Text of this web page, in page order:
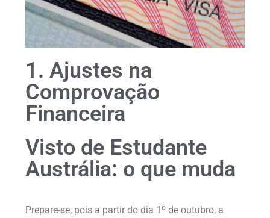
1. Ajustes na
Comprovação
Financeira
Visto de Estudante
Austrália: o que muda
Prepare-se, pois a partir do dia 1º de outubro, a